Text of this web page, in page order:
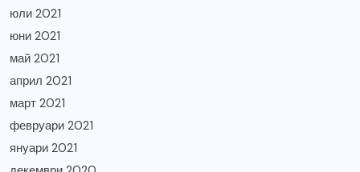
юли 2021
юни 2021
май 2021
април 2021
март 2021
февруари 2021
януари 2021